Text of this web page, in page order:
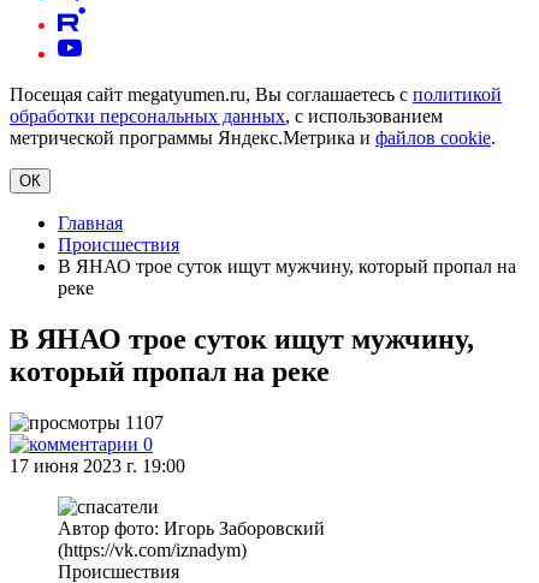
Посещая сайт megatyumen.ru, Вы соглашаетесь с политикой
обработки персональных данных, с использованием
метрической программы Яндекс.Метрика и файлов cookie.
ОК
Главная
Происшествия
В ЯНАО трое суток ищут мужчину, который пропал на
реке
В ЯНАО трое суток ищут мужчину,
который пропал на реке
1107
0
17 июня 2023 г. 19:00
Автор фото: Игорь Заборовский
(https://vk.com/iznadym)
Происшествия